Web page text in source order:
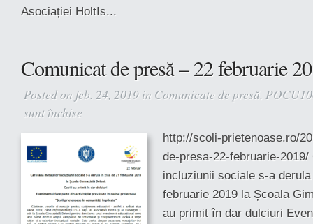
Asociației HoltIs...
Comunicat de presă – 22 februarie
Posted on feb. 24, 2019 in Comunicate de presă,
sunt închise
presă
–
22
februarie
2019
http://scoli-prietenoase.ro/
de-presa-22-februarie-
incluziunii sociale s-a
februarie 2019 la Școala
au primit în dar dulciuri